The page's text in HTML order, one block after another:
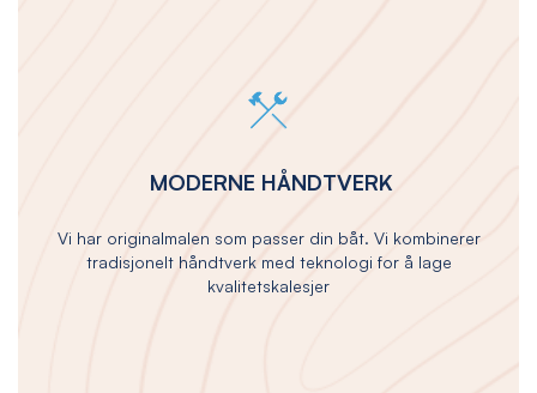
MODERNE HÅNDTVERK
Vi har originalmalen som passer din båt. Vi kombinerer
tradisjonelt håndtverk med teknologi for å lage
kvalitetskalesjer